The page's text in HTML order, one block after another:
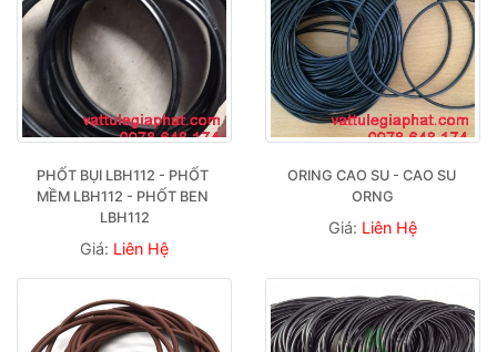
PHỐT BỤI LBH112 - PHỐT
MỀM LBH112 - PHỐT BEN
LBH112
Giá: Liên Hệ
ORING CAO SU - CAO SU
ORNG
Giá: Liên Hệ